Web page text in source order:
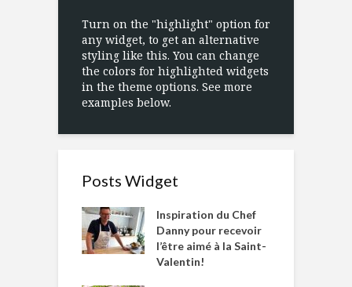
Turn on the "highlight" option for
any widget, to get an alternative
styling like this. You can change
the colors for highlighted widgets
in the theme options. See more
examples below.
Posts Widget
Inspiration du Chef
Danny pour recevoir
l’être aimé à la Saint-
Valentin!